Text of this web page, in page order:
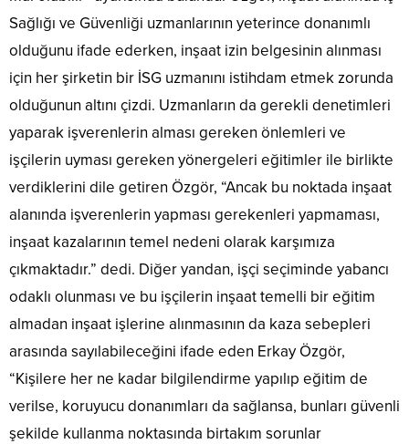
Sağlığı ve Güvenliği uzmanlarının yeterince donanımlı
olduğunu ifade ederken, inşaat izin belgesinin alınması
için her şirketin bir İSG uzmanını istihdam etmek zorunda
olduğunun altını çizdi. Uzmanların da gerekli denetimleri
yaparak işverenlerin alması gereken önlemleri ve
işçilerin uyması gereken yönergeleri eğitimler ile birlikte
verdiklerini dile getiren Özgör, “Ancak bu noktada inşaat
alanında işverenlerin yapması gerekenleri yapmaması,
inşaat kazalarının temel nedeni olarak karşımıza
çıkmaktadır.” dedi. Diğer yandan, işçi seçiminde yabancı
odaklı olunması ve bu işçilerin inşaat temelli bir eğitim
almadan inşaat işlerine alınmasının da kaza sebepleri
arasında sayılabileceğini ifade eden Erkay Özgör,
“Kişilere her ne kadar bilgilendirme yapılıp eğitim de
verilse, koruyucu donanımları da sağlansa, bunları güvenli
şekilde kullanma noktasında birtakım sorunlar